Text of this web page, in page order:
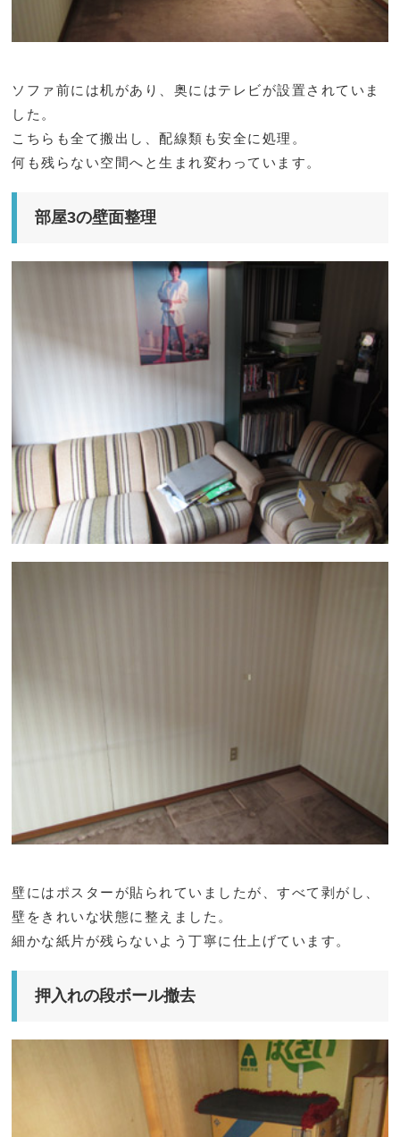
ソファ前には机があり、奥にはテレビが設置されていま
した。
こちらも全て搬出し、配線類も安全に処理。
何も残らない空間へと生まれ変わっています。
部屋3の壁面整理
壁にはポスターが貼られていましたが、すべて剥がし、
壁をきれいな状態に整えました。
細かな紙片が残らないよう丁寧に仕上げています。
押入れの段ボール撤去